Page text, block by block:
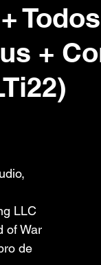
+
LLC
of War
de